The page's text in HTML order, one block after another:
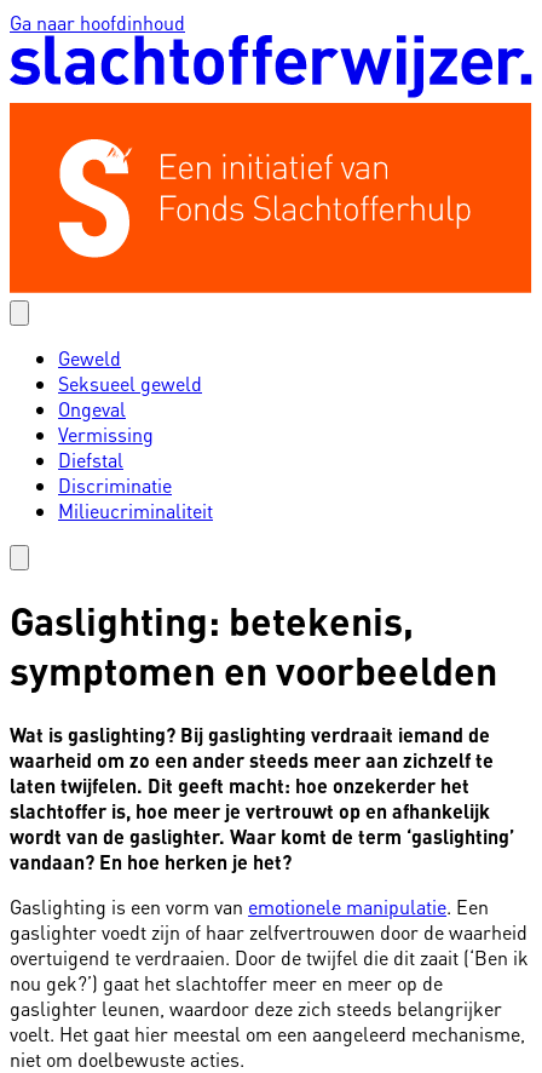
Ga naar hoofdinhoud
Geweld
Seksueel geweld
Ongeval
Vermissing
Diefstal
Discriminatie
Milieucriminaliteit
Gaslighting: betekenis,
symptomen en voorbeelden
Wat is gaslighting? Bij gaslighting verdraait iemand de
waarheid om zo een ander steeds meer aan zichzelf te
laten twijfelen. Dit geeft macht: hoe onzekerder het
slachtoffer is, hoe meer je vertrouwt op en afhankelijk
wordt van de gaslighter. Waar komt de term ‘gaslighting’
vandaan? En hoe herken je het?
Gaslighting is een vorm van emotionele manipulatie. Een
gaslighter voedt zijn of haar zelfvertrouwen door de waarheid
overtuigend te verdraaien. Door de twijfel die dit zaait (‘Ben ik
nou gek?’) gaat het slachtoffer meer en meer op de
gaslighter leunen, waardoor deze zich steeds belangrijker
voelt. Het gaat hier meestal om een aangeleerd mechanisme,
niet om doelbewuste acties.